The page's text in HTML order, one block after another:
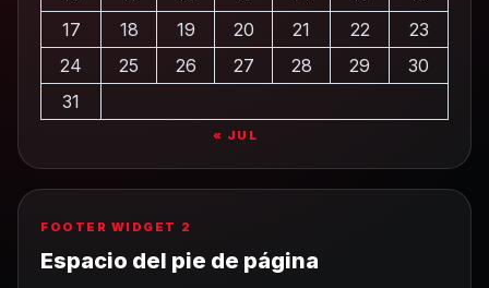
17
18 19 20 21 22
23
24
25 26 27 28 29
30
31
« JUL
FOOTER WIDGET 2
Espacio del pie de página